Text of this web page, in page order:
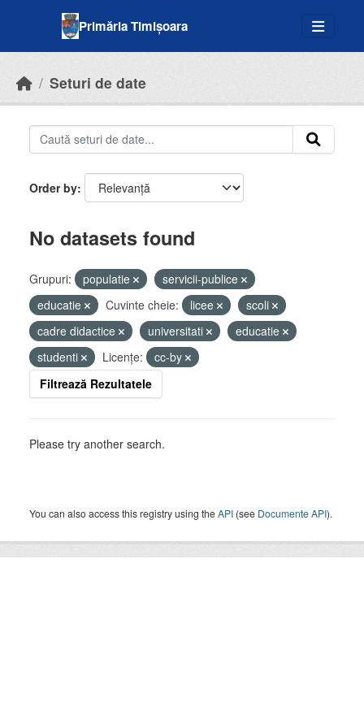
Primăria Timișoara
Seturi de date
Order by
No datasets found
Grupuri: populatie
servicii-publice
educatie
Cuvinte cheie: licee
scoli
cadre didactice
universitati
educatie
studenti
Licenţe:
cc-by
Filtrează Rezultatele
Please try another search.
You can also access this registry using theAPI (see Documente API).